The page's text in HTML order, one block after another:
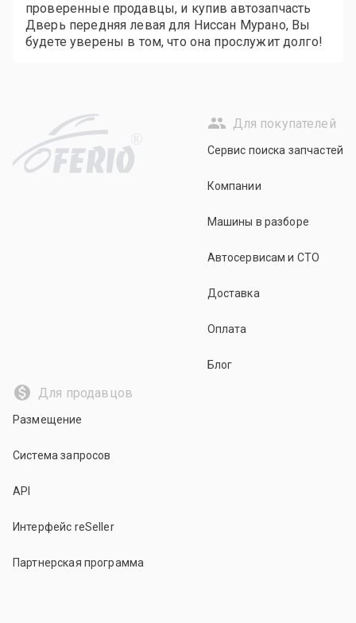
проверенные продавцы, и купив автозапчасть
Дверь передняя левая для Ниссан Мурано, Вы
будете уверены в том, что она прослужит долго!
R
Для покупателей
Сервис поиска запчастей
Компании
Машины в разборе
Автосервисам и СТО
Доставка
Оплата
Блог
Для продавцов
Размещение
Система запросов
API
Интерфейс reSeller
Партнерская программа